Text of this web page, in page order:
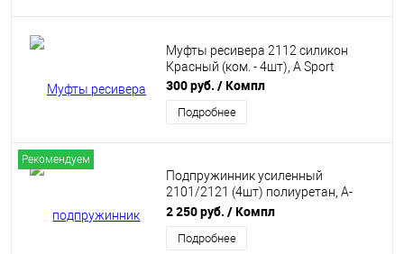
Муфты ресивера 2112 силикон
Красный (ком. - 4шт), А Sport
300 руб. / Компл
Подробнее
Рекомендуем
Подпружинник усиленный
2101/2121 (4шт) полиуретан, A-
Sport
2 250 руб. / Компл
Подробнее